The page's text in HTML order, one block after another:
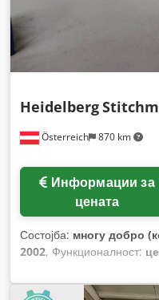
Österreich 870 km
Heidelberg
цената
Состојба: многу добро
2002, Функционалност: